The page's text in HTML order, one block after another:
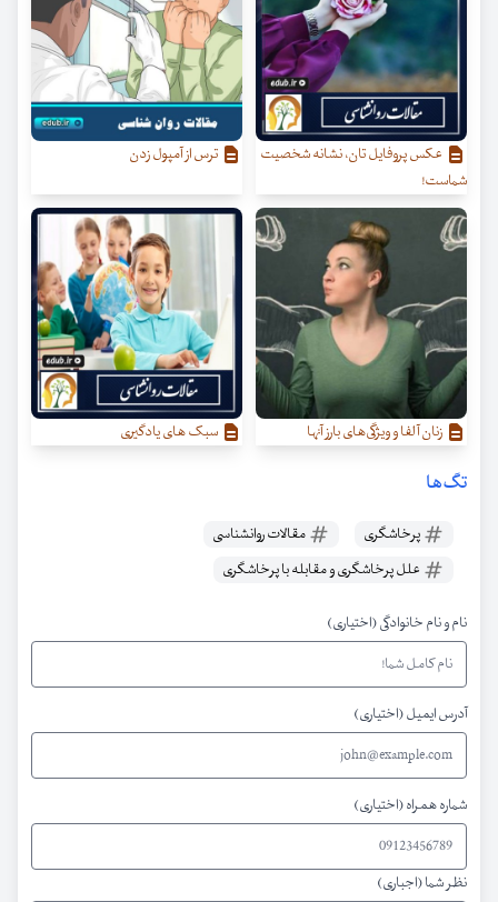
عکس پروفایل تان، نشانه شخصیت
شماست!
ترس از آمپول زدن
زنان آلفا و ویژگی‌‌های بارز آنها سبک های یادگیری
تگ‌ها
پرخاشگری
مقالات روانشناسی
علل پرخاشگری و مقابله با پرخاشگری
نام و نام خانوادگی (اختیاری)
آدرس ایمیل (اختیاری)
شماره همراه (اختیاری)
نظر شما (اجباری)